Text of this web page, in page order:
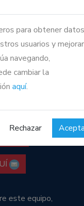
para obtener datos
usuarios y mejorar
navegando,
cambiar la
aquí.
Rechazar
este equipo,